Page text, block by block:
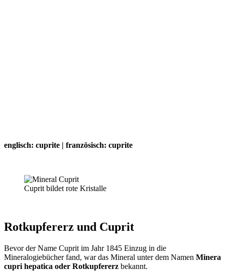
englisch: cuprite | französisch: cuprite
Cuprit bildet rote Kristalle
Rotkupfererz und Cuprit
Bevor der Name Cuprit im Jahr 1845 Einzug in die
Mineralogiebücher fand, war das Mineral unter dem Namen Minera
cupri hepatica oder Rotkupfererz bekannt.